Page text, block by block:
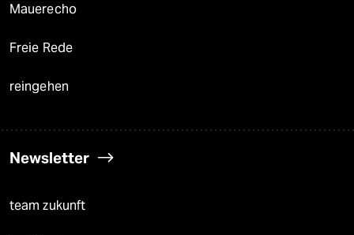
Mauerecho
Freie Rede
reingehen
Newsletter
team zukunft